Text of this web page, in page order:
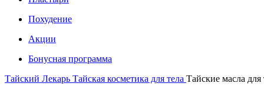
Похудение
Акции
Бонусная программа
Тайский Лекарь Тайская косметика для тела Тайские масла для